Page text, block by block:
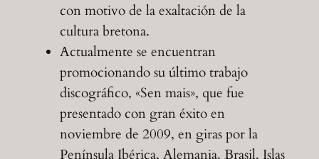
con motivo de la exaltación de la
cultura bretona.
Actualmente se encuentran
promocionando su último trabajo
discográfico, «Sen mais», que fue
presentado con gran éxito en
noviembre de 2009, en giras por la
Península Ibérica, Alemania, Brasil, Islas